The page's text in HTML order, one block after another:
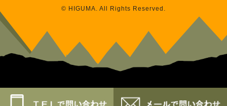
© HIGUMA. All Rights Reserved.